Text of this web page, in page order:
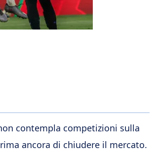
contempla competizioni sulla
ancora di chiudere il mercato.